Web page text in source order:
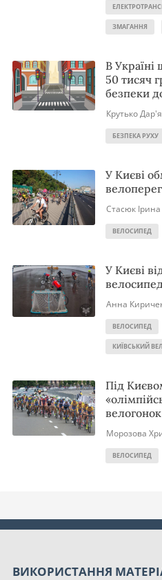
ЗМАГАННЯ
В
50 тисяч
безпеки
Крутько Дар'я
БЕЗПЕКА РУХУ
У Києві
Стасюк Ірина
ВЕЛОСИПЕД
У Києві
Анна
ВЕЛОСИПЕД
КИЇВСЬКИЙ
Під
велогонок
Морозова
ВЕЛОСИПЕД
ВИКОРИСТАННЯ